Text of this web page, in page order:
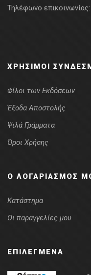
Τηλέφωνο επικοινωνίας:
ΧΡΉΣΙΜΟΙ
Φίλοι των Εκδόσεων
Έξοδα Αποστολής
Ψιλά Γράμματα
Όροι Χρήσης
Ο ΛΟΓΑΡΙΑΣΜΌΣ
Κατάστημα
Οι παραγγελίες μου
ΕΠΙΛΕΓΜΈΝΑ